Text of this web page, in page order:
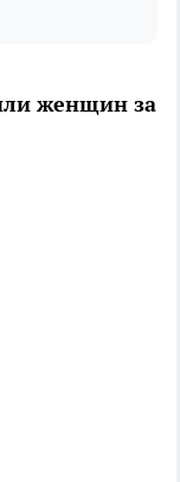
женщин за